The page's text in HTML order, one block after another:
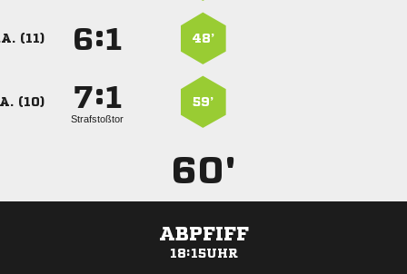
(11) : 48’
(10) :
Strafstoßtor
59’
60'
ABPFIFF
18:15UHR